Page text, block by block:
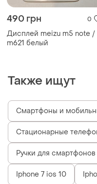
490 грн 0
Дисплей meizu m5 note /
m621 белый
Также ищут
Смартфоны и
Стационарные
Ручки для смартфонов
Iphone 7 ios 10